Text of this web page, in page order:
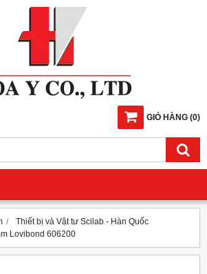
GIỎ HÀNG (0)
Thiết bị và Vật tư Scilab - Hàn Quốc
Lovibond 606200